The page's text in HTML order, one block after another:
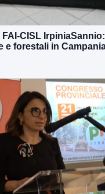
FAI-CISL
e forestali in